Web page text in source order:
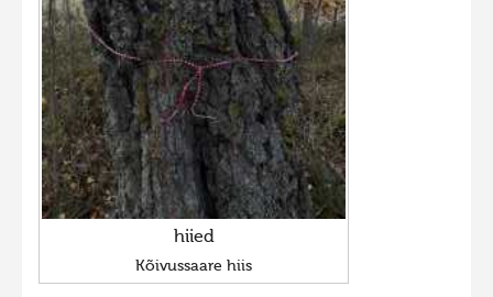
hiied
Kõivussaare hiis